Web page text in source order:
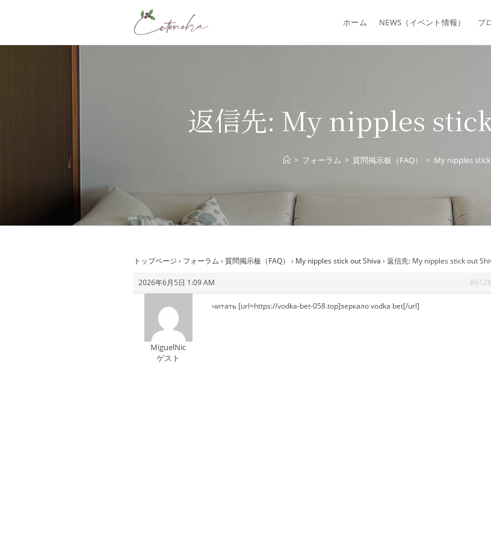
ホーム NEWS（イベント情報） ブ
返信先: My nipples
> フォーラム > 質問掲示板（FAQ） > My nipples
トップページ › フォーラム › 質問掲示板（FAQ） › My nipples stick out Shiva › 返信先: My nipples stick out
2026年6月5日 1:09 AM
MiguelNic
ゲスト
читать [url=https://vodka-bet-058.top]зеркало vodka bet[/url]